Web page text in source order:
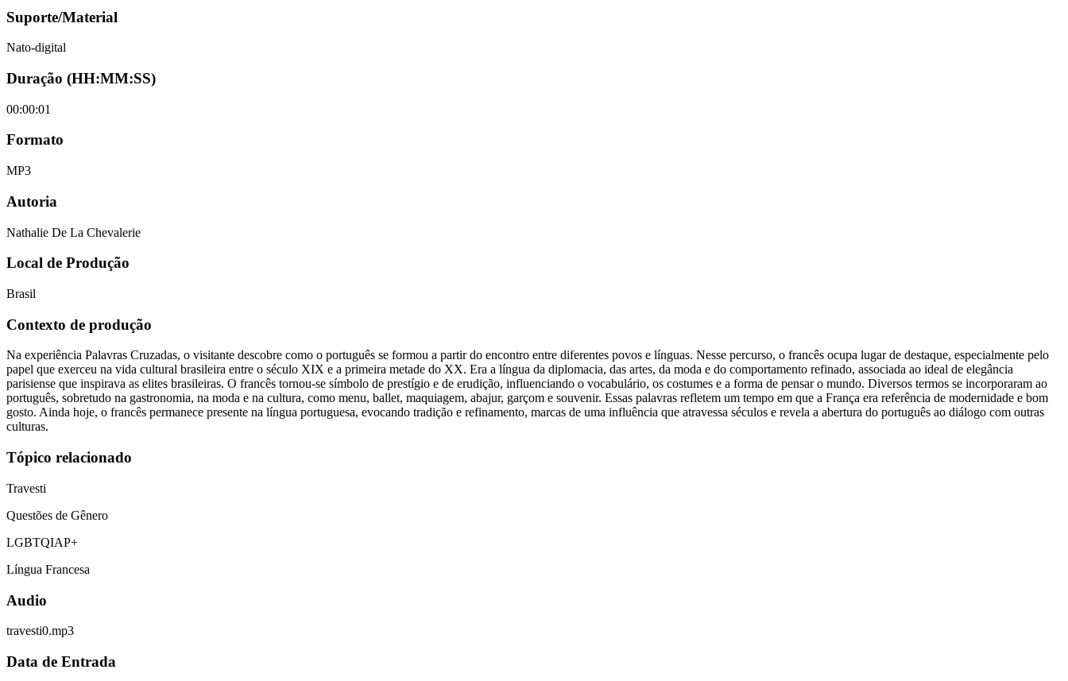
Suporte/Material
Nato-digital
Duração (HH:MM:SS)
00:00:01
Formato
MP3
Autoria
Nathalie De La Chevalerie
Local de Produção
Brasil
Contexto de produção
Na experiência Palavras Cruzadas, o visitante descobre como o português se formou a partir do encontro entre diferentes povos e línguas. Nesse percurso, o francês ocupa lugar de destaque, especialmente pelo
papel que exerceu na vida cultural brasileira entre o século XIX e a primeira metade do XX. Era a língua da diplomacia, das artes, da moda e do comportamento refinado, associada ao ideal de elegância
parisiense que inspirava as elites brasileiras. O francês tornou-se símbolo de prestígio e de erudição, influenciando o vocabulário, os costumes e a forma de pensar o mundo. Diversos termos se incorporaram ao
português, sobretudo na gastronomia, na moda e na cultura, como menu, ballet, maquiagem, abajur, garçom e souvenir. Essas palavras refletem um tempo em que a França era referência de modernidade e bom
gosto. Ainda hoje, o francês permanece presente na língua portuguesa, evocando tradição e refinamento, marcas de uma influência que atravessa séculos e revela a abertura do português ao diálogo com outras
culturas.
Tópico relacionado
Travesti
Questões de Gênero
LGBTQIAP+
Língua Francesa
Audio
travesti0.mp3
Data de Entrada